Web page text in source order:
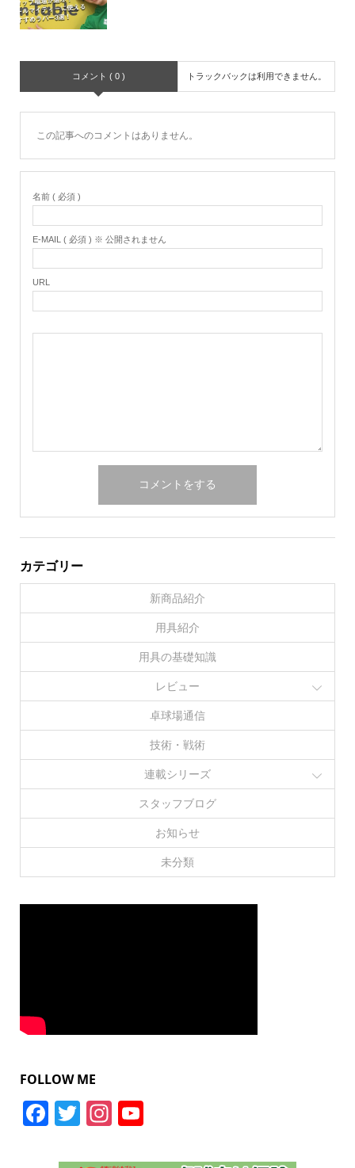
コメント ( 0 ) トラックバックは利用できません。
この記事へのコメントはありません。
名前 ( 必須 )
E-MAIL ( 必須 ) ※ 公開されません
URL
カテゴリー
新商品紹介
用具紹介
用具の基礎知識
レビュー
卓球場通信
技術・戦術
連載シリーズ
スタッフブログ
お知らせ
未分類
FOLLOW ME
Facebook
TwitterInstagram